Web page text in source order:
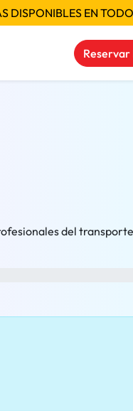
DISPONIBLES EN
del